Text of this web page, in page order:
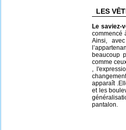
LES
Le saviez-
commencé
Ainsi,
beaucoup
comme
,
apparaît
et les
pantalon.